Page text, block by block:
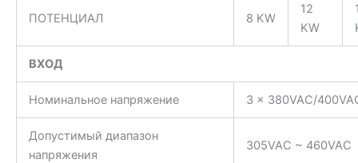
ПОТЕНЦИАЛ 8 KW
12
KW
ВХОД
Номинальное напряжение 3 x 380VAC/
Допустимый диапазон
напряжения
305VAC ~ 460VAC